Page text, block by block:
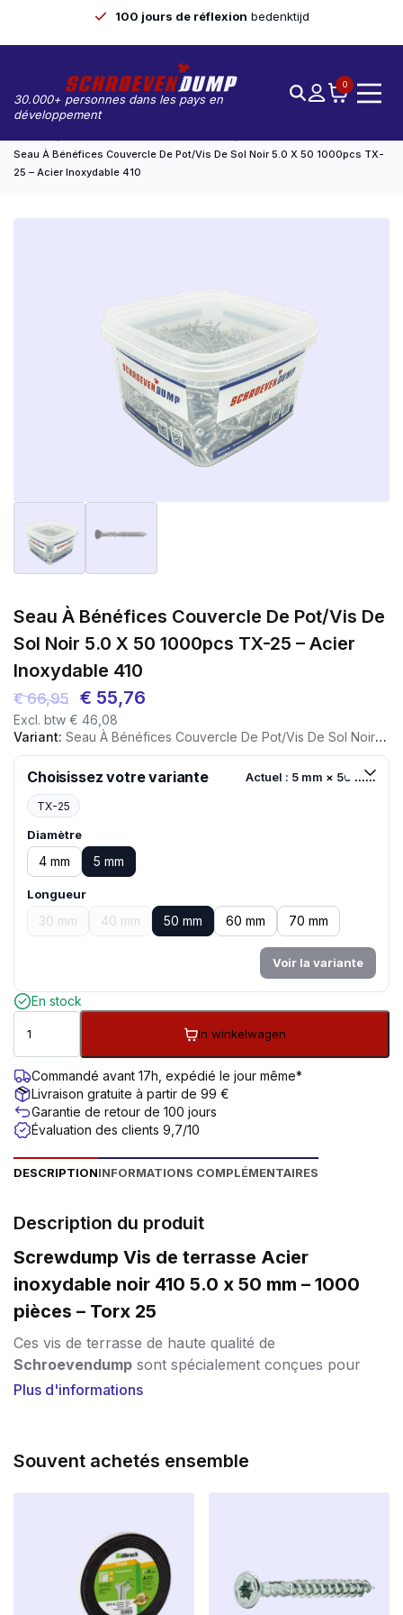
100 jours de réflexion bedenktijd
30.000+ personnes dans les pays en
développement
0
Seau À Bénéfices Couvercle De Pot/vis De Sol Noir 5.0 X 50 1000pcs TX-
25 – Acier Inoxydable 410
Seau À Bénéfices Couvercle De Pot/vis De
Sol Noir 5.0 X 50 1000pcs TX-25 – Acier
Inoxydable 410
€66,95
Le
prix
initial
était :
€ 66,95.
€ 55,76
actuel
est :
Excl. btw € 46,08
Variant: Seau À Bénéfices Couvercle De Pot/vis De Sol Noir 5.0 X 50 1000pcs TX-25 - Acier Inoxydable 410
Choisissez votre variante Actuel : 5 mm × 50 mm
TX-25
Diamètre
4 mm 5 mm
Longueur
30 mm 40 mm 50 mm 60 mm 70 mm
Voir la variante
En stock
In winkelwagen
Commandé avant 17h, expédié le jour même*
Livraison gratuite à partir de 99 €
Garantie de retour de 100 jours
Évaluation des clients 9,7/10
DESCRIPTIONINFORMATIONS COMPLÉMENTAIRES
Description du produit
Screwdump Vis de terrasse Acier
inoxydable noir 410 5.0 x 50 mm – 1000
pièces – Torx 25
Ces vis de terrasse de haute qualité de
Schroevendump sont spécialement conçues pour
fixer les planches de terrasse, les clôtures et les
Caractéristiques principales :
accrues.
Revêtement noir :
Le revêtement noir
(RAL9005) assure une finition propre et une
Plus d'informations
Souvent achetés ensemble